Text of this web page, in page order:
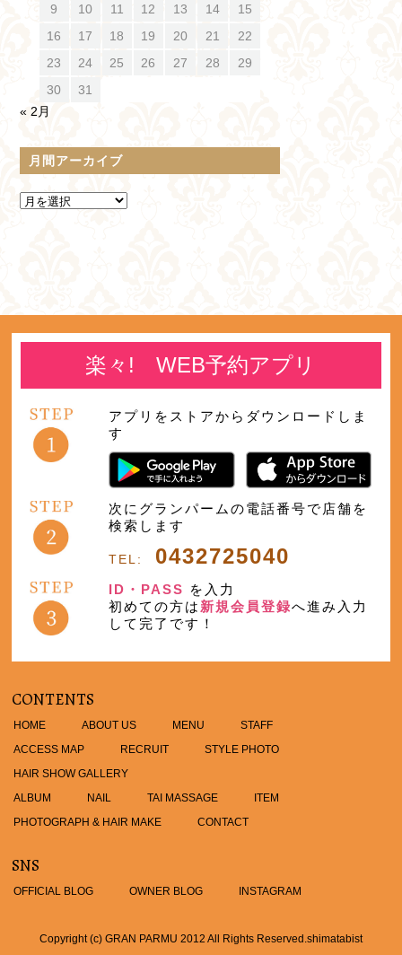
9
10 11 12 13 14
15
16
17 18 19 20 21
22
23
24 25 26 27 28
29
30
31
« 2月
月間アーカイブ
楽々! WEB予約アプリ
アプリをストアからダウンロードしま
す
次にグランパームの電話番号で店舗を
検索します
TEL: 0432725040
ID・PASS を入力
初めての方は 新規会員登録へ進み入力
して完了です！
CONTENTS
HOME ABOUT US MENU
STAFF
ACCESS MAP
RECRUIT
STYLE PHOTO
HAIR SHOW GALLERY
ALBUM
NAIL TAI MASSAGE
ITEM
PHOTOGRAPH & HAIR MAKE
CONTACT
SNS
OFFICIAL BLOG OWNER BLOG INSTAGRAM
Copyright (c) GRAN PARMU 2012 All Rights Reserved. shimatabist